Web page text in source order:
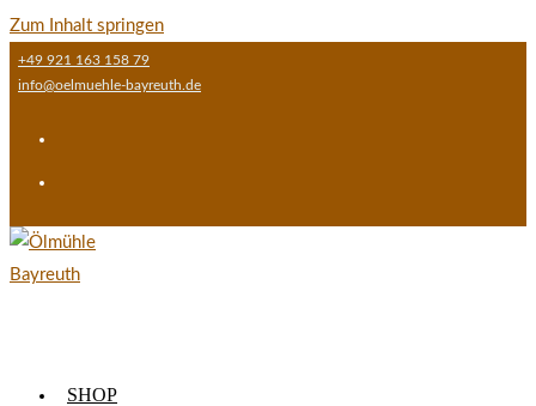
Zum Inhalt springen
+49 921 163 158 79
info@oelmuehle-bayreuth.de
SHOP